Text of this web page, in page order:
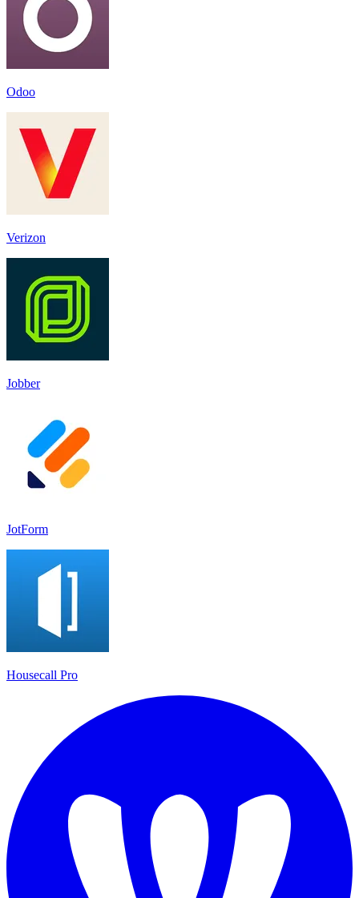
Odoo
Verizon
Jobber
JotForm
Housecall Pro